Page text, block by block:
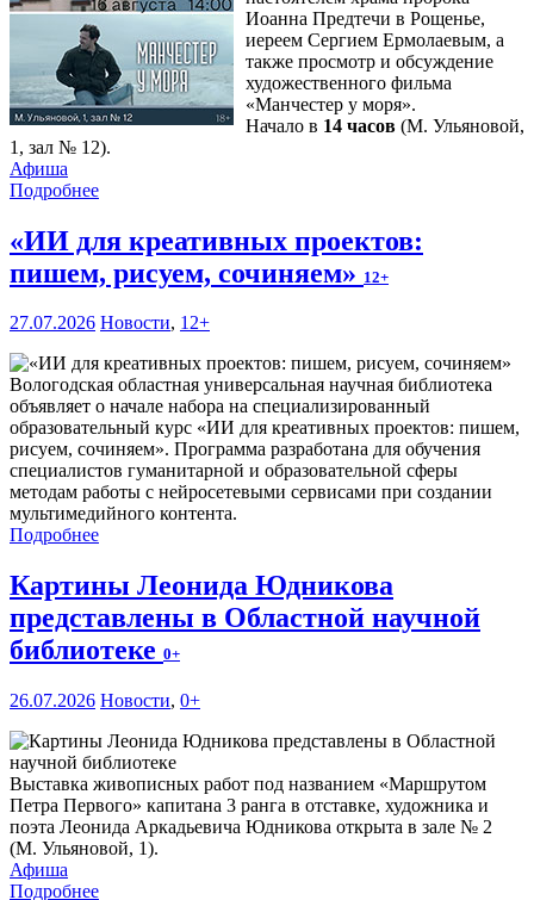
Иоанна Предтечи в Рощенье,
иереем Сергием Ермолаевым, а
также просмотр и обсуждение
художественного фильма
«Манчестер у моря».
Начало в 14 часов (М. Ульяновой,
1, зал № 12).
Афиша
Подробнее
«ИИ для креативных проектов:
пишем, рисуем, сочиняем» 12+
27.07.2026 Новости, 12+
Вологодская областная универсальная научная библиотека
объявляет о начале набора на специализированный
образовательный курс «ИИ для креативных проектов: пишем,
рисуем, сочиняем». Программа разработана для обучения
специалистов гуманитарной и образовательной сферы
методам работы с нейросетевыми сервисами при создании
мультимедийного контента.
Подробнее
Картины Леонида Юдникова
представлены в Областной научной
библиотеке 0+
26.07.2026 Новости, 0+
Выставка живописных работ под названием «Маршрутом
Петра Первого» капитана 3 ранга в отставке, художника и
поэта Леонида Аркадьевича Юдникова открыта в зале № 2
(М. Ульяновой, 1).
Афиша
Подробнее